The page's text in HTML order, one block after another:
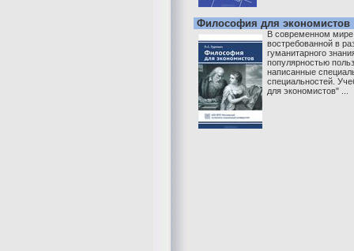
Философия для экономистов
В современном
востребованной в
гуманитарного
популярностью
написанные
специальностей.
для экономистов" ...